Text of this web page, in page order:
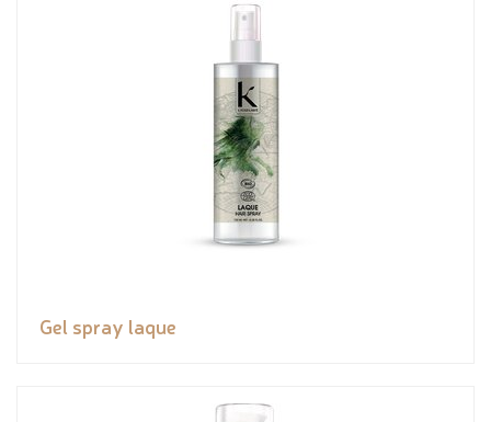
Gel spray laque